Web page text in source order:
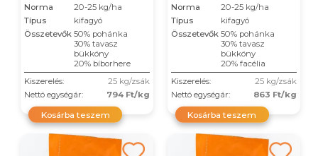
Norma
20-25 kg/ha
Típus
kifagyó
Összetevők 50% pohánka
30% tavasz
bükköny
20% bíborhere
Kiszerelés:
25 kg/zsák
Nettó egységár:
794 Ft/kg
Kosárba teszem
Norma
20-25 kg/ha
Típus
kifagyó
Összetevők 50% pohánka
30% tavasz
bükköny
20% facélia
Kiszerelés:
25 kg/zsák
Nettó egységár:
863 Ft/kg
Kosárba teszem